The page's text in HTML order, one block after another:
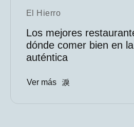
El Hierro
Los mejores
dónde comer bien en
auténtica
Ver más